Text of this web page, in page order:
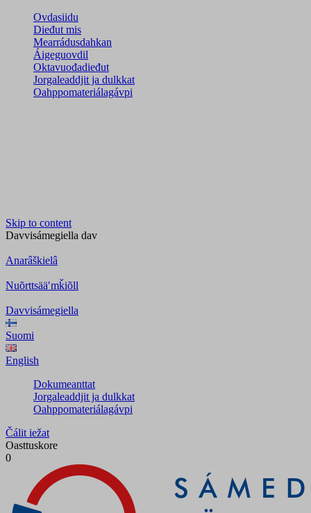
Ovdasiidu
Dieđut mis
Mearrádusdahkan
Áigeguovdil
Oktavuođadieđut
Jorgaleaddjit ja dulkkat
Oahppomateriálagávpi
Skip to content
Davvisámegiella dav
Anarâškielâ
Nuõrttsääʹmǩiõll
Davvisámegiella
Suomi
English
Dokumeanttat
Jorgaleaddjit ja dulkkat
Oahppomateriálagávpi
Čálit iežat
Oasttuskore
0